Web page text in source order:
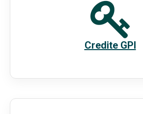
Credite GPI